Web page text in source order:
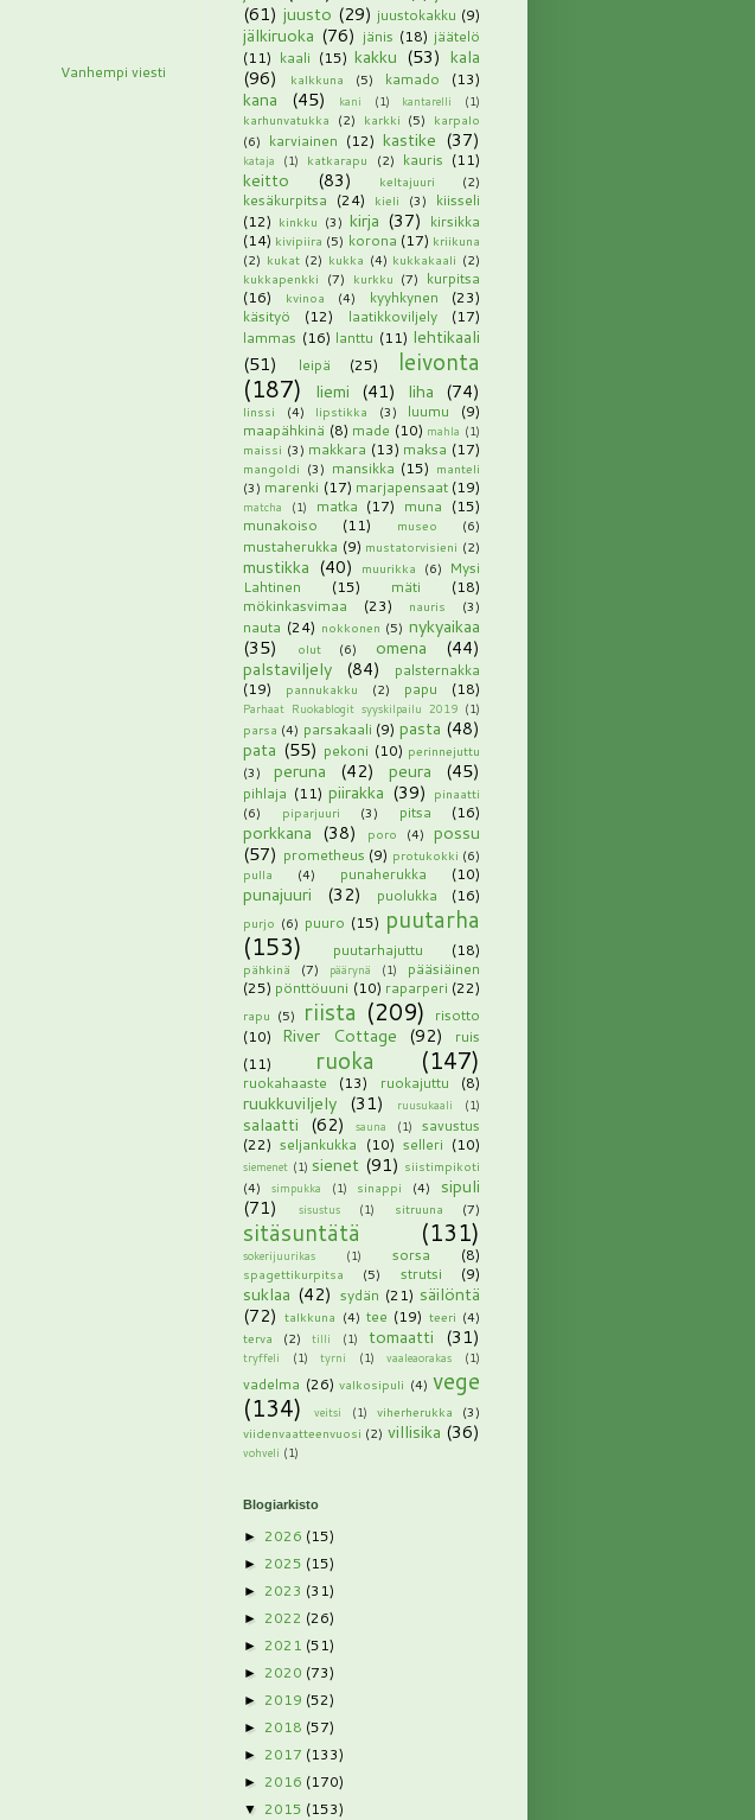
Vanhempi viesti
(61) juusto (29) juustokakku (9)
jälkiruoka (76) jänis (18) jäätelö
(11) kaali (15) kakku (53) kala
(96)
kalkkuna (5) kamado (13)
kana (45) kani (1) kantarelli (1)
karhunvatukka (2) karkki (5) karpalo
(6) karviainen (12) kastike (37)
kataja (1) katkarapu (2) kauris (11)
keitto (83) keltajuuri (2)
kesäkurpitsa (24) kieli (3)
kiisseli
(12) kinkku (3) kirja (37) kirsikka
(14) kivipiira (5) korona (17) kriikuna
(2) kukat (2) kukka (4) kukkakaali (2)
kukkapenkki (7) kurkku (7) kurpitsa
(16)
kvinoa (4) kyyhkynen
(23)
käsityö
(12) laatikkoviljely
(17)
lammas (16) lanttu (11) lehtikaali
(51)
leipä (25)
leivonta
(187)
liemi (41) liha (74)
linssi (4) lipstikka (3) luumu
(9)
maapähkinä (8) made (10) mahla (1)
maissi (3) makkara (13) maksa (17)
mangoldi (3) mansikka (15) manteli
(3) marenki (17) marjapensaat (19)
matcha (1) matka (17) muna (15)
munakoiso
(11) museo (6)
mustaherukka (9) mustatorvisieni (2)
mustikka (40) muurikka (6) Mysi
Lahtinen
(15) mäti
(18)
mökinkasvimaa
(23) nauris (3)
nauta (24) nokkonen (5) nykyaikaa
(35)
olut (6) omena
(44)
palstaviljely
(84)
palsternakka
(19)
pannukakku (2) papu (18)
Parhaat Ruokablogit syyskilpailu 2019 (1)
parsa (4) parsakaali (9) pasta (48)
pata (55) pekoni (10) perinnejuttu
(3)
peruna (42) peura (45)
pihlaja (11) piirakka (39) pinaatti
(6)
piparjuuri (3) pitsa (16)
porkkana (38) poro (4) possu
(57) prometheus (9) protukokki (6)
pulla
(4) punaherukka (10)
punajuuri (32) puolukka (16)
purjo (6) puuro (15) puutarha
(153)
puutarhajuttu (18)
pähkinä (7) päärynä (1)
pääsiäinen
(25) pönttöuuni (10) raparperi (22)
rapu (5) riista (209)
risotto
(10)
River Cottage (92)
ruis
(11)
ruoka (147)
ruokahaaste (13) ruokajuttu (8)
ruukkuviljely (31) ruusukaali (1)
salaatti (62) sauna (1)
savustus
(22) seljankukka (10) selleri (10)
siemenet (1) sienet (91) siistimpikoti
(4)
simpukka (1) sinappi (4)
sipuli
(71)
sisustus (1) sitruuna (7)
sitäsuntätä (131)
sokerijuurikas (1) sorsa (8)
spagettikurpitsa (5) strutsi (9)
suklaa (42) sydän (21) säilöntä
(72) talkkuna (4) tee (19) teeri (4)
terva
(2) tilli (1) tomaatti (31)
tryffeli (1) tyrni (1) vaaleaorakas (1)
vadelma (26) valkosipuli (4) vege
(134)
veitsi (1) viherherukka
(3)
viidenvaatteenvuosi (2) villisika (36)
vohveli (1)
Blogiarkisto
► 2026 (15)
► 2025 (15)
► 2023 (31)
► 2022 (26)
► 2021 (51)
► 2020 (73)
► 2019 (52)
► 2018 (57)
► 2017 (133)
► 2016 (170)
▼ 2015 (153)